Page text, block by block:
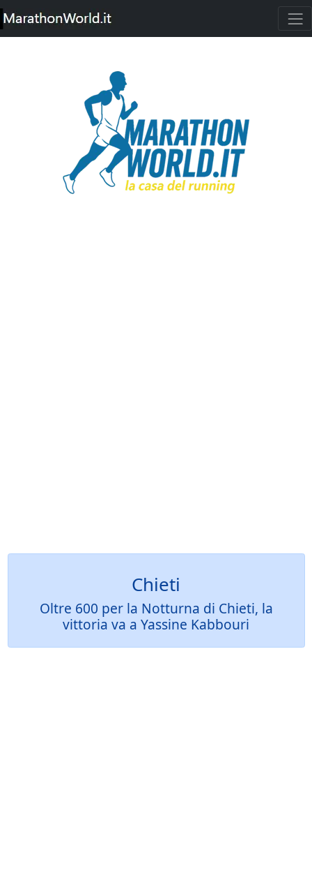
Chieti
Oltre 600 per la Notturna di Chieti, la
vittoria va a Yassine Kabbouri